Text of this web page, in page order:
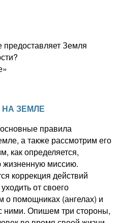
Земля
ЗЕМЛЕ
правила
а также рассмотрим его
как определяется,
жизненную миссию.
коррекция действий
от своего
о помощниках (ангелах) и
ними. Опишем три стороны,